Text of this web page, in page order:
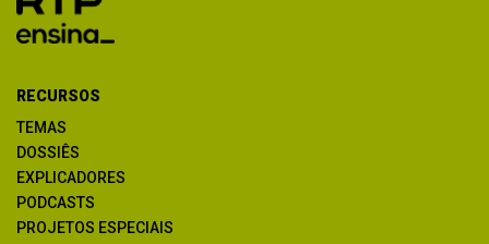
RECURSOS
TEMAS
DOSSIÊS
EXPLICADORES
PODCASTS
PROJETOS ESPECIAIS